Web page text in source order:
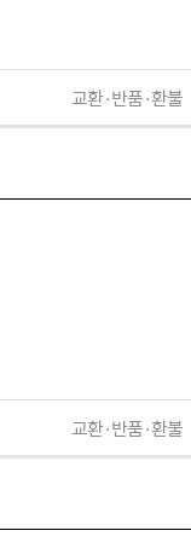
교환·반품·환불
교환·반품·환불